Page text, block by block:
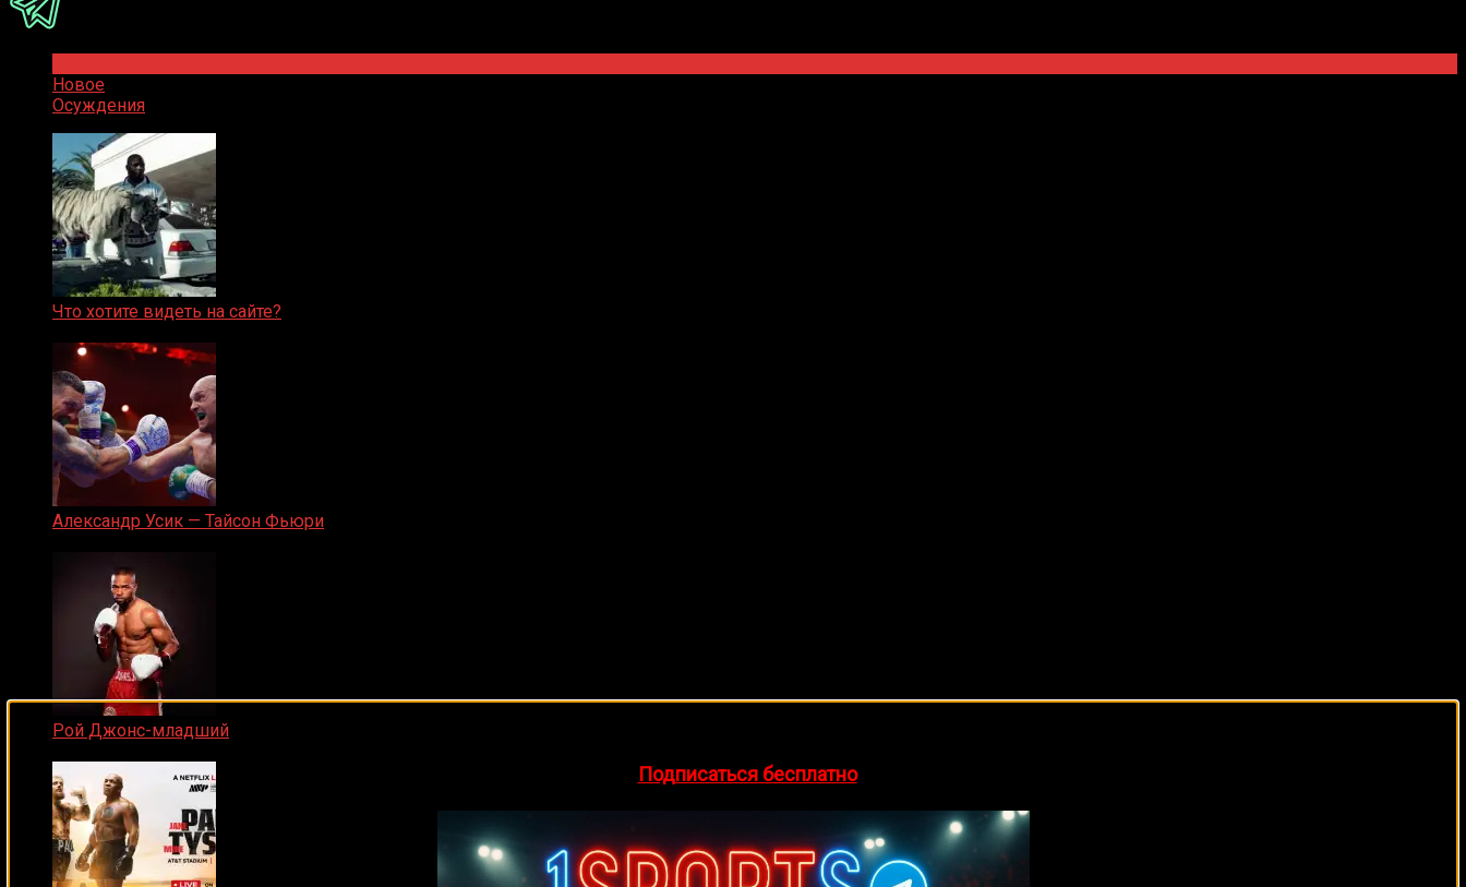
Новое
Осуждения
Что хотите видеть на сайте?
Александр Усик — Тайсон Фьюри
Рой Джонс-младший
Подписаться бесплатно